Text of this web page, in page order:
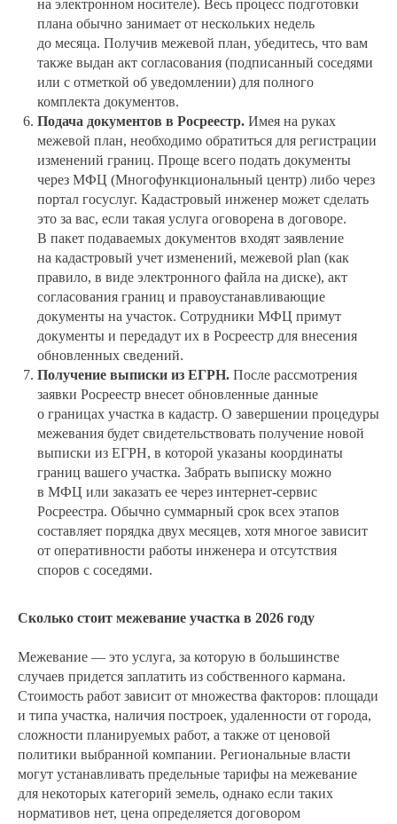
на электронном носителе). Весь процесс подготовки
плана обычно занимает от нескольких недель
до месяца. Получив межевой план, убедитесь, что вам
также выдан акт согласования (подписанный соседями
или с отметкой об уведомлении) для полного
комплекта документов.
Подача документов в Росреестр. Имея на руках
межевой план, необходимо обратиться для регистрации
изменений границ. Проще всего подать документы
через МФЦ (Многофункциональный центр) либо через
портал госуслуг. Кадастровый инженер может сделать
это за вас, если такая услуга оговорена в договоре.
В пакет подаваемых документов входят заявление
на кадастровый учет изменений, межевой plan (как
правило, в виде электронного файла на диске), акт
согласования границ и правоустанавливающие
документы на участок. Сотрудники МФЦ примут
документы и передадут их в Росреестр для внесения
обновленных сведений.
Получение выписки из ЕГРН. После рассмотрения
заявки Росреестр внесет обновленные данные
о границах участка в кадастр. О завершении процедуры
межевания будет свидетельствовать получение новой
выписки из ЕГРН, в которой указаны координаты
границ вашего участка. Забрать выписку можно
в МФЦ или заказать ее через интернет-сервис
Росреестра. Обычно суммарный срок всех этапов
составляет порядка двух месяцев, хотя многое зависит
от оперативности работы инженера и отсутствия
споров с соседями.
Сколько стоит межевание участка в 2026 году
Межевание — это услуга, за которую в большинстве
случаев придется заплатить из собственного кармана.
Стоимость работ зависит от множества факторов: площади
и типа участка, наличия построек, удаленности от города,
сложности планируемых работ, а также от ценовой
политики выбранной компании. Региональные власти
могут устанавливать предельные тарифы на межевание
для некоторых категорий земель, однако если таких
нормативов нет, цена определяется договором